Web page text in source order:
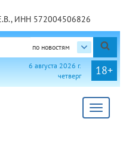
ИНН 572004506826
по новостям
18+
6 августа 2026 г.
четверг
Toggle